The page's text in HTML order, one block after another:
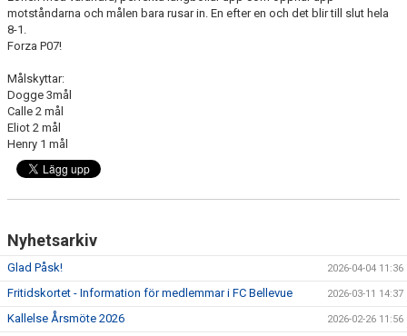
GÅBOLL
DOMARE
GYMKORT NORDIC WELLNESS
FYSTRÄNING
motståndarna och målen bara rusar in. En efter en och det blir till slut hela
8-1.
Forza P07!
Målskyttar:
Dogge 3mål
Calle 2 mål
Eliot 2 mål
Henry 1 mål
Nyhetsarkiv
Glad Påsk! 2026-04-04 11:36
Fritidskortet - Information för medlemmar i FC Bellevue 2026-03-11 14:37
Kallelse Årsmöte 2026 2026-02-26 11:56